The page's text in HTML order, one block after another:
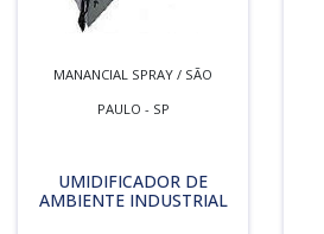
MANANCIAL SPRAY / SÃO
PAULO - SP
UMIDIFICADOR DE
AMBIENTE INDUSTRIAL